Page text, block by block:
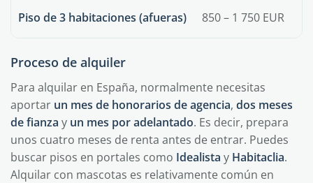
Piso de 3 habitaciones (afueras) 850 – 1 750 EUR
Proceso de alquiler
Para alquilar en España, normalmente necesitas
aportar un mes de honorarios de agencia, dos meses
de fianza y un mes por adelantado. Es decir, prepara
unos cuatro meses de renta antes de entrar. Puedes
buscar pisos en portales como Idealista y Habitaclia.
Alquilar con mascotas es relativamente común en